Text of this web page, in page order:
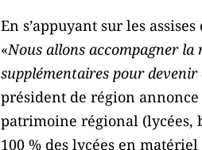
En s’appuyant sur les
«Nous allons accompagner la
supplémentaires pour
président de région annonce
patrimoine régional (lycées,
100 % des lycées en